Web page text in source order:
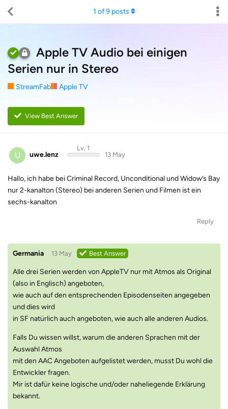
Apple TV Audio bei einigen
Serien nur in Stereo
StreamFab Apple TV
View Best Answer
1 of9posts
U uwe.lenz
Lv. 1
13 May
Hallo, ich habe bei Criminal Record, Unconditional und Widow’s Bay
nur 2-kanalton (Stereo) bei anderen Serien und Filmen ist ein
sechs-kanalton
Reply
Germania 13 May Best Answer
Alle drei Serien werden von AppleTV nur mit Atmos als Original
(also in Englisch) angeboten,
wie auch auf den entsprechenden Episodenseiten angegeben
und dies wird
in SF natürlich auch angeboten, wie auch alle anderen Audios.
Falls Du wissen willst, warum die anderen Sprachen mit der
Auswahl Atmos
mit den AAC Angeboten aufgelistet werden, musst Du wohl die
Entwickler fragen.
Mir ist dafür keine logische und/oder naheliegende Erklärung
bekannt.